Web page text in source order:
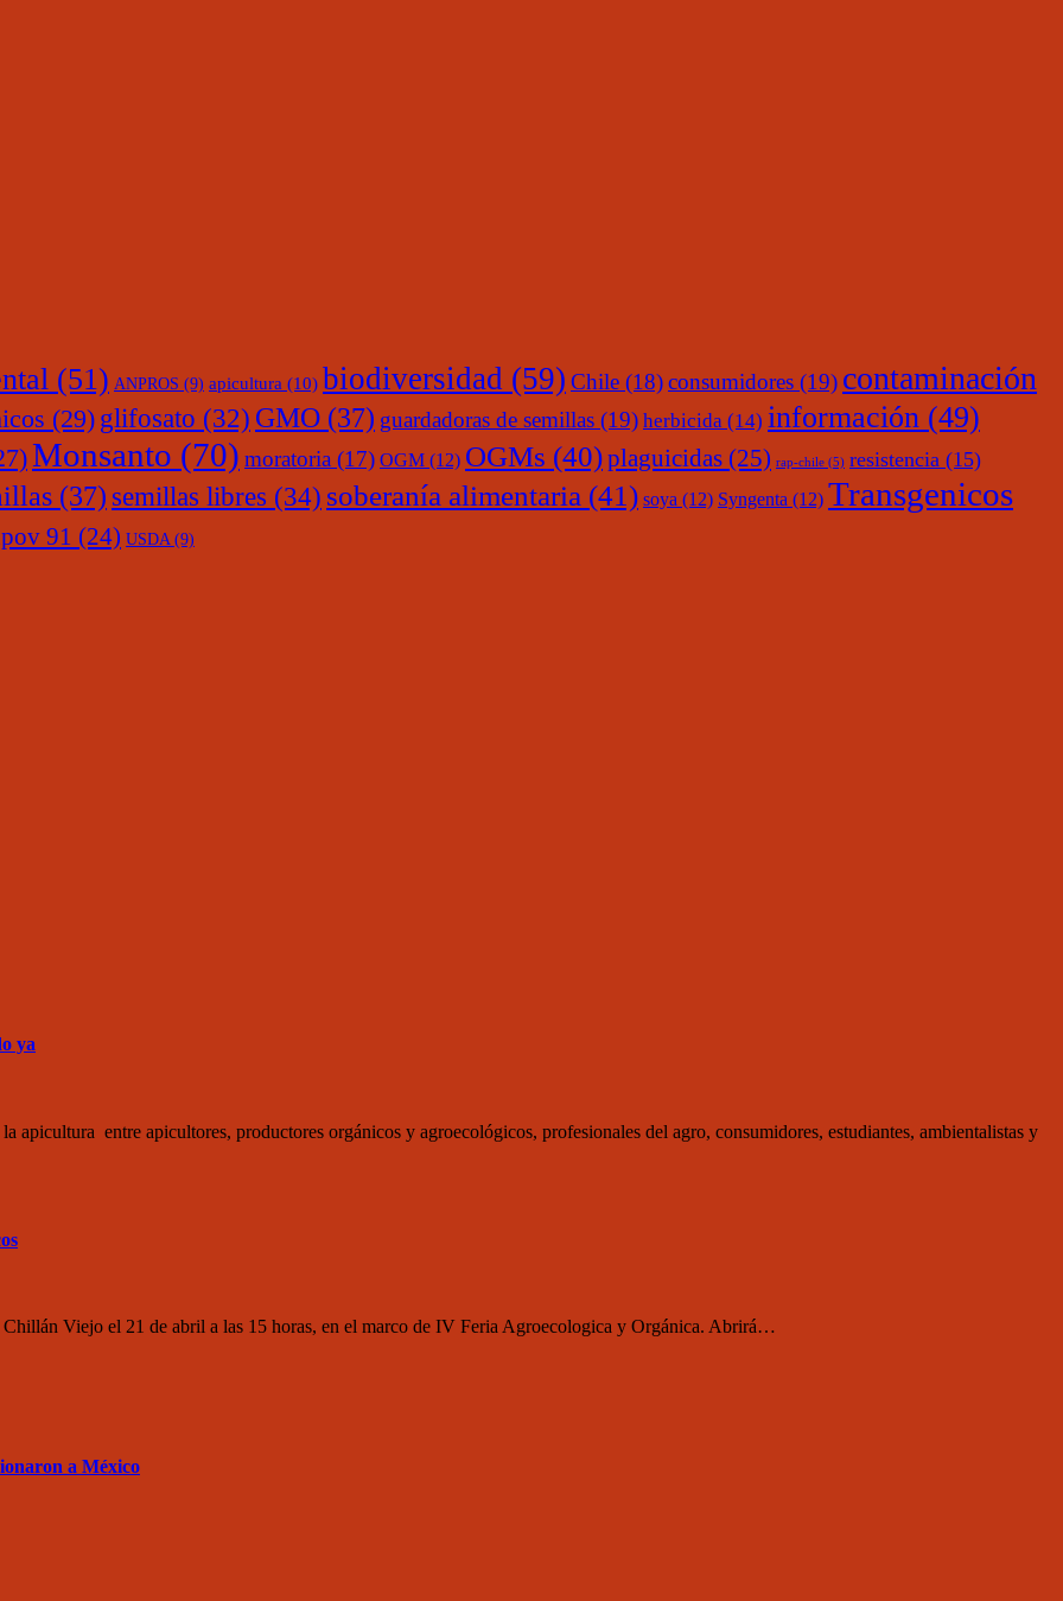
(51) ANPROS (9) apicultura (10) biodiversidad (59) Chile (18)consumidores (19) contaminación
(29) glifosato (32) GMO (37) guardadoras de semillas (19) herbicida (14) información (49)
Monsanto (70) moratoria (17) OGM (12) OGMs (40)plaguicidas (25) rap-chile (5) resistencia (15)
(37) semillas libres (34) soberanía alimentaria (41) soya (12) Syngenta (12) Transgenicos
91 (24) USDA (9)
ya
apicultura entre apicultores, productores orgánicos y agroecológicos, profesionales del agro, consumidores, estudiantes, ambientalistas y
Viejo el 21 de abril a las 15 horas, en el marco de IV Feria Agroecologica y Orgánica. Abrirá…
a México